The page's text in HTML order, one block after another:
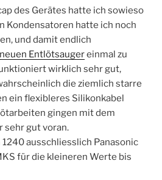
des Gerätes hatte ich sowieso
Kondensatoren hatte ich noch
und damit endlich
neuen Entlötsaugereinmal zu
wirklich sehr gut,
die ziemlich starre
ein flexibleres Silikonkabel
gingen mit dem
sehr gut voran.
ausschliesslich Panasonic
für die kleineren Werte bis